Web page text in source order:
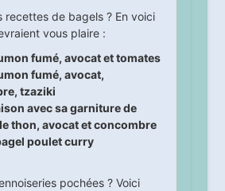
recettes de bagels ? En voici
vous plaire :
fumé, avocat et tomates
fumé, avocat,
tzaziki
avec sa garniture de
thon, avocat et concombre
poulet curry
pochées ? Voici